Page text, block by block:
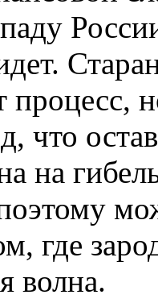
процесс,
что
на
где
волна.